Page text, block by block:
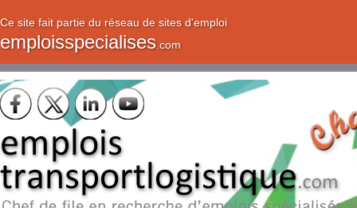
Ce site fait partie du réseau de sites d'emploi
emploisspecialises.com